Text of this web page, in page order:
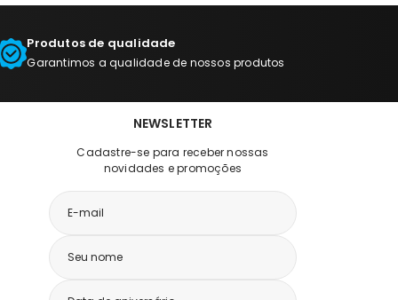
Produtos de qualidade
Garantimos a qualidade de nossos produtos
NEWSLETTER
Cadastre-se para receber nossas
novidades e promoções